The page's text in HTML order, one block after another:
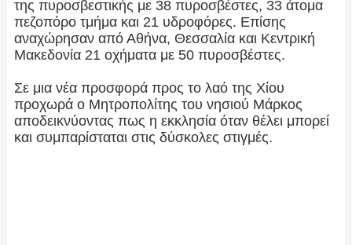
της πυροσβεστικής με 38 πυροσβέστες, 33 άτομα
πεζοπόρο τμήμα και 21 υδροφόρες. Επίσης
αναχώρησαν από Αθήνα, Θεσσαλία και Κεντρική
Μακεδονία 21 οχήματα με 50 πυροσβέστες.
Σε μια νέα προσφορά προς το λαό της Χίου
προχωρά ο Μητροπολίτης του νησιού Μάρκος
αποδεικνύοντας πως η εκκλησία όταν θέλει μπορεί
και συμπαρίσταται στις δύσκολες στιγμές.